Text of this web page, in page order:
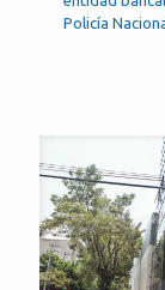
Policía